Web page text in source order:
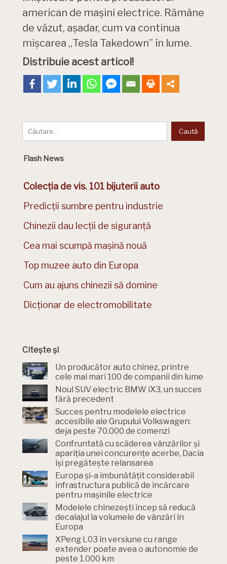
american de mașini electrice. Rămâne
de văzut, așadar, cum va continua
mișcarea „Tesla Takedown” în lume.
Distribuie acest articol!
Flash News
Colecția de vis. 101 bijuterii auto
Predicții sumbre pentru industrie
Chinezii dau lecții de siguranță
Cea mai scumpă mașină nouă
Top muzee auto din Europa
Cum au ajuns chinezii să domine
Dicționar de electromobilitate
Citește și
Un producător auto chinez, printre
cele mai mari 100 de companii din lume
Noul SUV electric BMW iX3, un succes
fără precedent
Succes pentru modelele electrice
accesibile ale Grupului Volkswagen:
deja peste 70.000 de comenzi
Confruntată cu scăderea vânzărilor și
apariția unei concurențe acerbe, Dacia
își pregătește relansarea
Europa și-a îmbunătățit considerabil
infrastructura publică de încărcare
pentru mașinile electrice
Modelele chinezești încep să reducă
decalajul la volumele de vânzări în
Europa
XPeng L03 în versiune cu range
extender poate avea o autonomie de
peste 1.000 km